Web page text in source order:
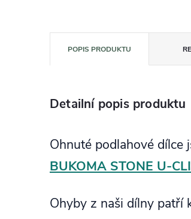
POPIS PRODUKTU
Detailní popis produktu
Ohnuté podlahové
BUKOMA STONE U-
Ohyby z naši dílny patří